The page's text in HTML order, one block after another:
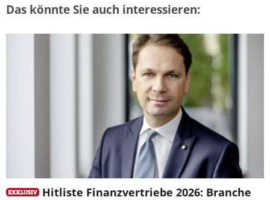
Das könnte Sie auch interessieren:
Hitliste Finanzvertriebe 2026: Branche